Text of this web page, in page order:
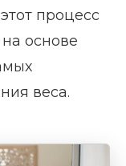
процесс
основе
веса.